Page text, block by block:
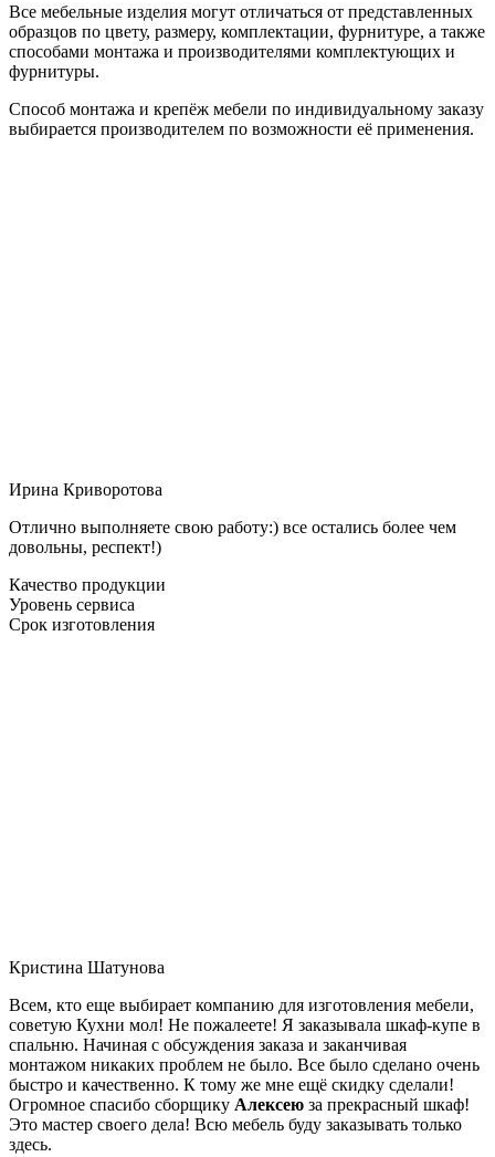
Все мебельные изделия могут отличаться от представленных
образцов по цвету, размеру, комплектации, фурнитуре, а также
способами монтажа и производителями комплектующих и
фурнитуры.
Способ монтажа и крепёж мебели по индивидуальному заказу
выбирается производителем по возможности её применения.
Ирина Криворотова
Отлично выполняете свою работу:) все остались более чем
довольны, респект!)
Качество продукции
Уровень сервиса
Срок изготовления
Кристина Шатунова
Всем, кто еще выбирает компанию для изготовления мебели,
советую Кухни мол! Не пожалеете! Я заказывала шкаф-купе в
спальню. Начиная с обсуждения заказа и заканчивая
монтажом никаких проблем не было. Все было сделано очень
быстро и качественно. К тому же мне ещё скидку сделали!
Огромное спасибо сборщику Алексею за прекрасный шкаф!
Это мастер своего дела! Всю мебель буду заказывать только
здесь.